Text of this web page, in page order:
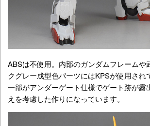
ABSは不使用。内部のガンダムフレームや
クグレー成型色パーツにはKPSが使用され
一部がアンダーゲート仕様でゲート跡が露
えを考慮した作りになっています。